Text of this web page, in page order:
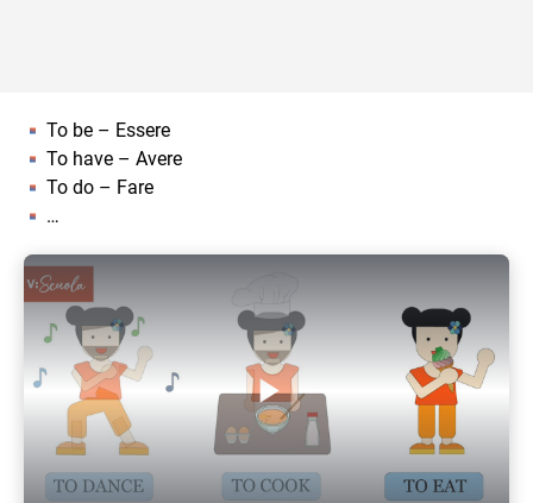
To be – Essere
To have – Avere
To do – Fare
…
Play Video